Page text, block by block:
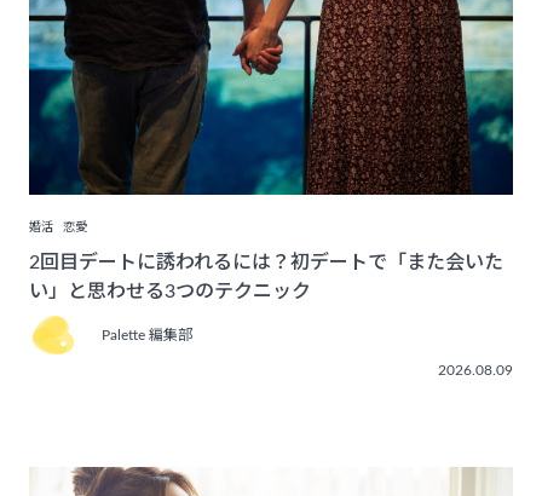
婚活 恋愛
2回目デートに誘われるには？初デートで「また会いた
い」と思わせる3つのテクニック
Palette 編集部
2026.08.09